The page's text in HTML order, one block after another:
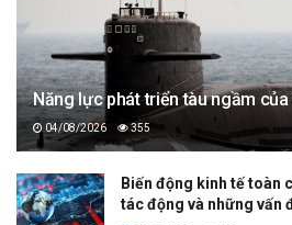
Năng lực phát triển tàu ngầm
04/08/2026 355
Biến động kinh tế toàn
tác động và những vấn